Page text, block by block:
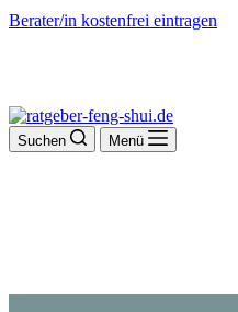
Berater/in kostenfrei eintragen
Suchen Menü